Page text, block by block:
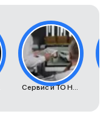
Сервис и ТО Hongqi